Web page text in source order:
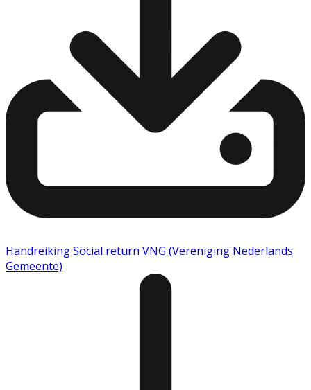
Handreiking Social return VNG (Vereniging Nederlands
Gemeente)